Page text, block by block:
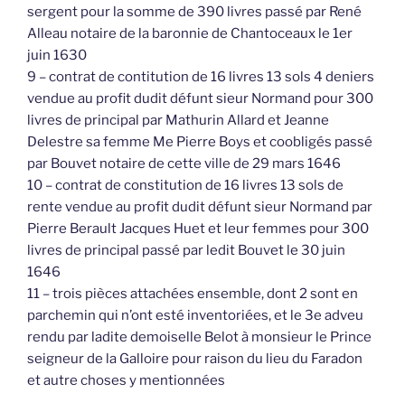
sergent pour la somme de 390 livres passé par René
Alleau notaire de la baronnie de Chantoceaux le 1er
juin 1630
9 – contrat de contitution de 16 livres 13 sols 4 deniers
vendue au profit dudit défunt sieur Normand pour 300
livres de principal par Mathurin Allard et Jeanne
Delestre sa femme Me Pierre Boys et coobligés passé
par Bouvet notaire de cette ville de 29 mars 1646
10 – contrat de constitution de 16 livres 13 sols de
rente vendue au profit dudit défunt sieur Normand par
Pierre Berault Jacques Huet et leur femmes pour 300
livres de principal passé par ledit Bouvet le 30 juin
1646
11 – trois pièces attachées ensemble, dont 2 sont en
parchemin qui n’ont esté inventoriées, et le 3e adveu
rendu par ladite demoiselle Belot à monsieur le Prince
seigneur de la Galloire pour raison du lieu du Faradon
et autre choses y mentionnées